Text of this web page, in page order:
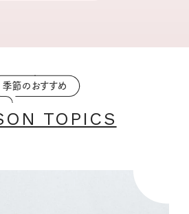
季節のおすすめ
TOPICS